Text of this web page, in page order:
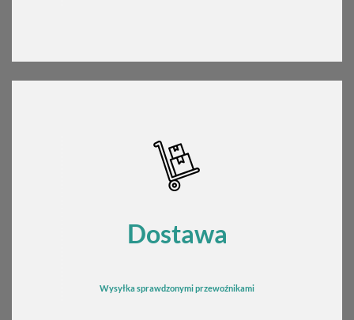
Dostawa
Wysyłka sprawdzonymi przewoźnikami